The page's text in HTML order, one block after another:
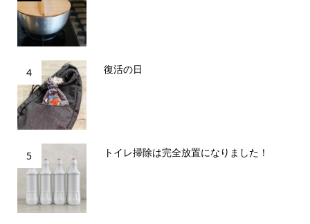
4 復活の日
5 トイレ掃除は完全放置になりました！